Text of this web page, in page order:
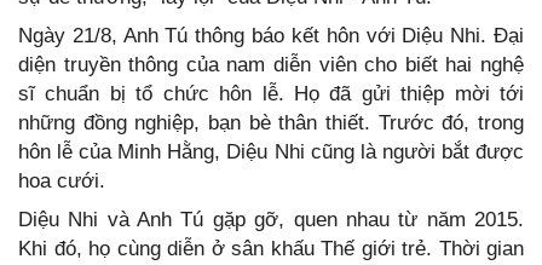
Ngày 21/8, Anh Tú thông báo kết hôn với Diệu Nhi. Đại
diện truyền thông của nam diễn viên cho biết hai nghệ
sĩ chuẩn bị tổ chức hôn lễ. Họ đã gửi thiệp mời tới
những đồng nghiệp, bạn bè thân thiết. Trước đó, trong
hôn lễ của Minh Hằng, Diệu Nhi cũng là người bắt được
hoa cưới.
Diệu Nhi và Anh Tú gặp gỡ, quen nhau từ năm 2015.
Khi đó, họ cùng diễn ở sân khấu Thế giới trẻ. Thời gian